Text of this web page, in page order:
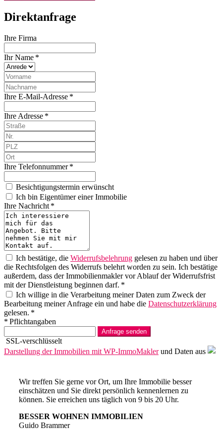
Direktanfrage
Ihre Firma
Ihr Name *
Ihre E-Mail-Adresse *
Ihre Adresse *
Ihre Telefonnummer *
Besichtigungstermin erwünscht
Ich bin Eigentümer einer Immobilie
Ihre Nachricht *
Ich bestätige, die Widerrufsbelehrung gelesen zu haben und über
die Rechtsfolgen des Widerrufs belehrt worden zu sein. Ich bestätige
außerdem, dass der Immobilienmakler vor Ablauf der Widerrufsfrist
mit der Dienstleistung beginnen darf. *
Ich willige in die Verarbeitung meiner Daten zum Zweck der
Bearbeitung meiner Anfrage ein und habe die Datenschutzerklärung
gelesen. *
* Pflichtangaben
Anfrage senden
SSL-verschlüsselt
Darstellung der Immobilien mit WP-ImmoMaklerund Daten aus
Wir treffen Sie gerne vor Ort, um Ihre Immobilie besser
einschätzen und Sie direkt persönlich kennenlernen zu
können. Sie erreichen uns täglich von 9 bis 20 Uhr.
BESSER WOHNEN IMMOBILIEN
Guido Brammer